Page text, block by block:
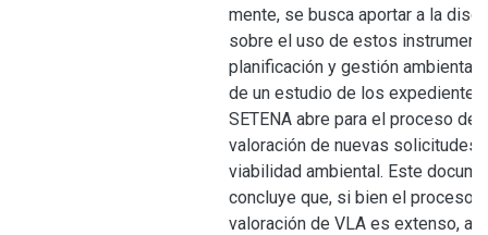
mente, se busca aportar a la
sobre el uso de estos
planificación y gestión ambiental,
de un estudio de los expedientes
SETENA abre para el proceso de
valoración de nuevas solicitudes
viabilidad ambiental. Este
concluye que, si bien el proceso
valoración de VLA es extenso,